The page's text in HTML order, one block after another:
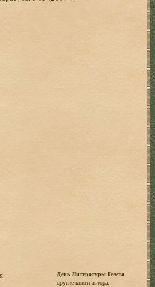
День Литературы Газета
другие книги автора: